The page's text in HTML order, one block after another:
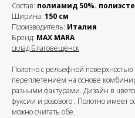
Состав: полиамид 50%.
Ширина: 150 см
Производитель: Италия
Бренд: MAX MARA
склад Благовещенск
Полотно с рельефной
переплетением на основе
разными фактурами. Дизайн в
фуксии и розового . Полотно имеет
можно считать обе.